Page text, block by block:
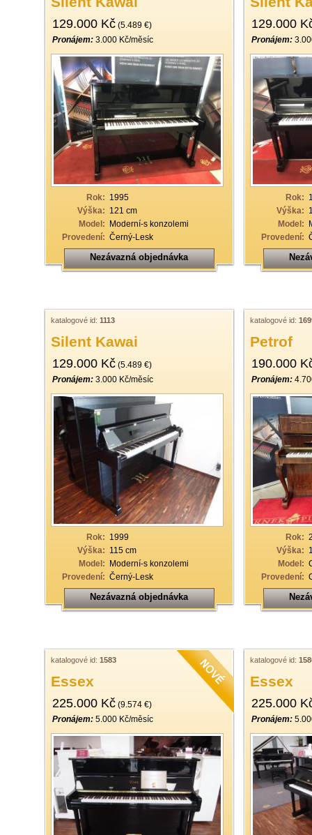
129.000 Kč (5.489 €)
Pronájem: 3.000 Kč/měsíc
Rok: 1995
Výška: 121 cm
Model: Moderní-s konzolemi
Provedení: Černý-Lesk
Nezávazná objednávka
129.000
Pronájem:
Rok:
Výška:
Model:
Provedení:
katalogové id: 1113
Silent Kawai
129.000 Kč (5.489 €)
Pronájem: 3.000 Kč/měsíc
Rok: 1999
Výška: 115 cm
Model: Moderní-s konzolemi
Provedení: Černý-Lesk
Nezávazná objednávka
katalogové id:
Petrof
190.000
Pronájem:
Rok:
Výška:
Model:
Provedení:
katalogové id: 1583
Essex
225.000 Kč (9.574 €)
Pronájem: 5.000 Kč/měsíc
katalogové id:
Essex
225.000
Pronájem: